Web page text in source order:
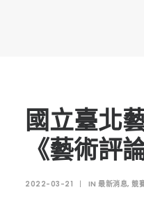
表單下載
招生資訊
高中生專區
境外生專區 PROSPECTIVE
國立臺北
《藝術評
2022-03-21 | IN 最新消息, 競